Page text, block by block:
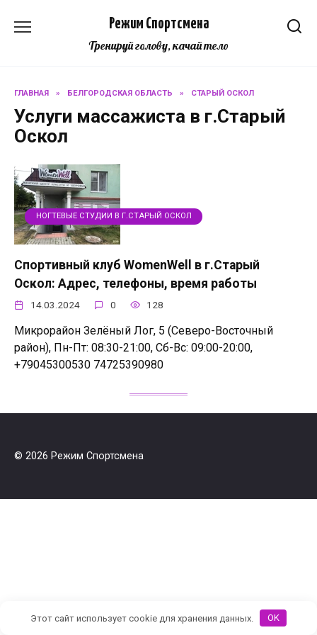
Режим Спортсмена
Тренируй голову, качай тело
ГЛАВНАЯ » БЕЛГОРОДСКАЯ ОБЛАСТЬ » СТАРЫЙ ОСКОЛ
Услуги массажиста в г.Старый
Оскол
НОГТЕВЫЕ СТУДИИ В Г.СТАРЫЙ ОСКОЛ
Спортивный клуб WomenWell в г.Старый
Оскол: Адрес, телефоны, время работы
14.03.2024 0 128
Микрорайон Зелёный Лог, 5 (Северо-Восточный
район), Пн-Пт: 08:30-21:00, Сб-Вс: 09:00-20:00,
+79045300530 74725390980
© 2026 Режим Спортсмена
Этот сайт использует cookie для хранения данных. OK